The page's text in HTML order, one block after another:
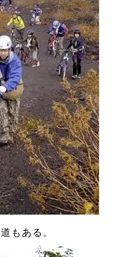
もある。